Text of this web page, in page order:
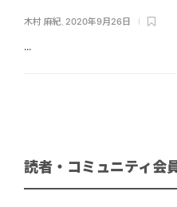
木村 麻紀 2020年9月26日
...
読者・コミュニティ会